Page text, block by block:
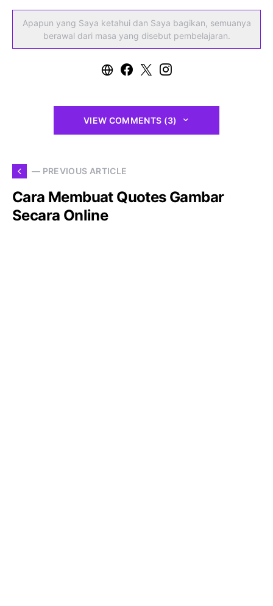
Apapun yang Saya ketahui dan Saya bagikan, semuanya
berawal dari masa yang disebut pembelajaran.
VIEW COMMENTS (3)
— PREVIOUS ARTICLE
Cara Membuat Quotes Gambar
Secara Online